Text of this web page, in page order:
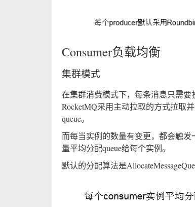
Consumer负载均衡
集群模式
在集群消费模式下，每条消息只需要
RocketMQ采用主动拉取的方式拉取
queue。
而每当实例的数量有变更，都会触
量平均分配queue给每个实例。
默认的分配算法是